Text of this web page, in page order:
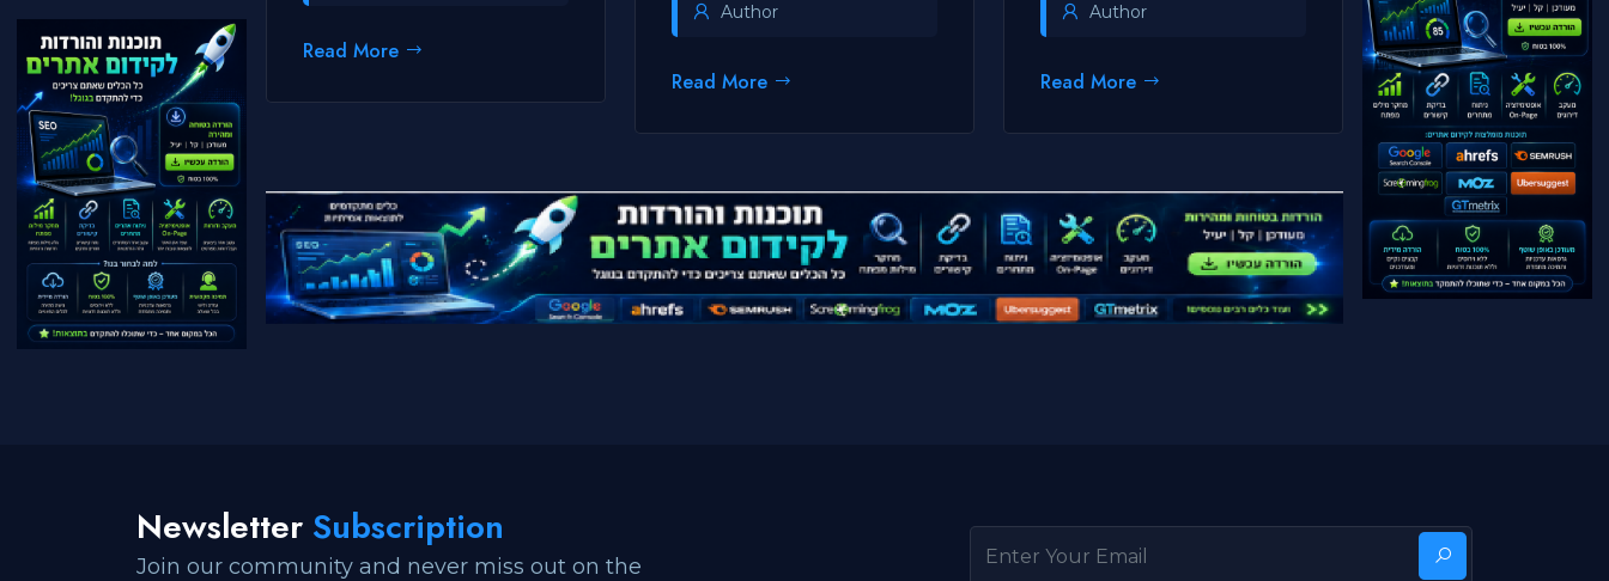
Read More
Author
Read More
Author
Read More
Newsletter Subscription
Join our community and never miss out on the